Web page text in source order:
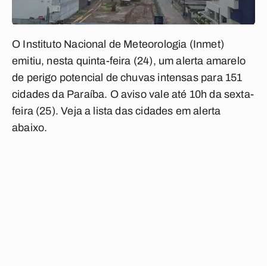
O Instituto Nacional de Meteorologia (Inmet)
emitiu, nesta quinta-feira (24), um alerta amarelo
de perigo potencial de chuvas intensas para 151
cidades da Paraíba. O aviso vale até 10h da sexta-
feira (25). Veja a lista das cidades em alerta
abaixo.